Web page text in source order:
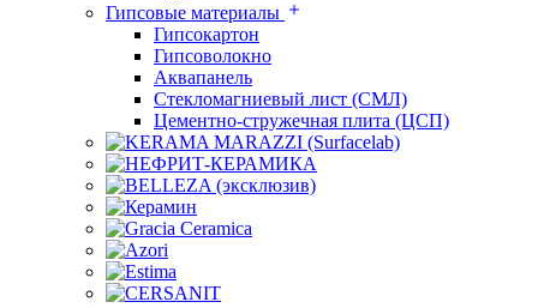
Гипсовые материалы
Гипсокартон
Гипсоволокно
Аквапанель
Стекломагниевый лист (СМЛ)
Цементно-стружечная плита (ЦСП)